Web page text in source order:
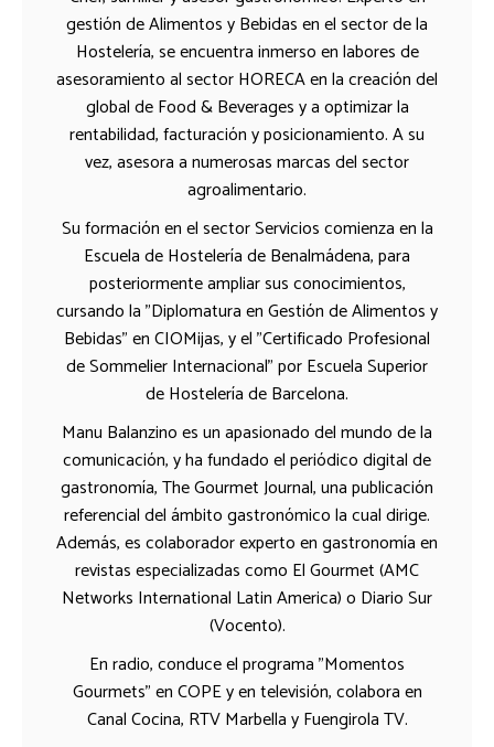
gestión de Alimentos y Bebidas en el sector de la
Hostelería, se encuentra inmerso en labores de
asesoramiento al sector HORECA en la creación del
global de Food & Beverages y a optimizar la
rentabilidad, facturación y posicionamiento. A su
vez, asesora a numerosas marcas del sector
agroalimentario.
Su formación en el sector Servicios comienza en la
Escuela de Hostelería de Benalmádena, para
posteriormente ampliar sus conocimientos,
cursando la "Diplomatura en Gestión de Alimentos y
Bebidas" en CIOMijas, y el "Certificado Profesional
de Sommelier Internacional" por Escuela Superior
de Hostelería de Barcelona.
Manu Balanzino es un apasionado del mundo de la
comunicación, y ha fundado el periódico digital de
gastronomía, The Gourmet Journal, una publicación
referencial del ámbito gastronómico la cual dirige.
Además, es colaborador experto en gastronomía en
revistas especializadas como El Gourmet (AMC
Networks International Latin America) o Diario Sur
(Vocento).
En radio, conduce el programa "Momentos
Gourmets" en COPE y en televisión, colabora en
Canal Cocina, RTV Marbella y Fuengirola TV.